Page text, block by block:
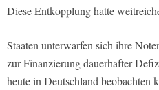
Diese Entkopplung hatte
Staaten unterwarfen sich ihre
zur Finanzierung dauerhafter
heute in Deutschland beobachten